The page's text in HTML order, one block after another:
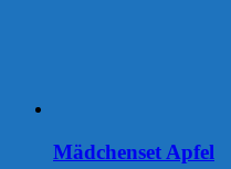
Mädchenset Apfel